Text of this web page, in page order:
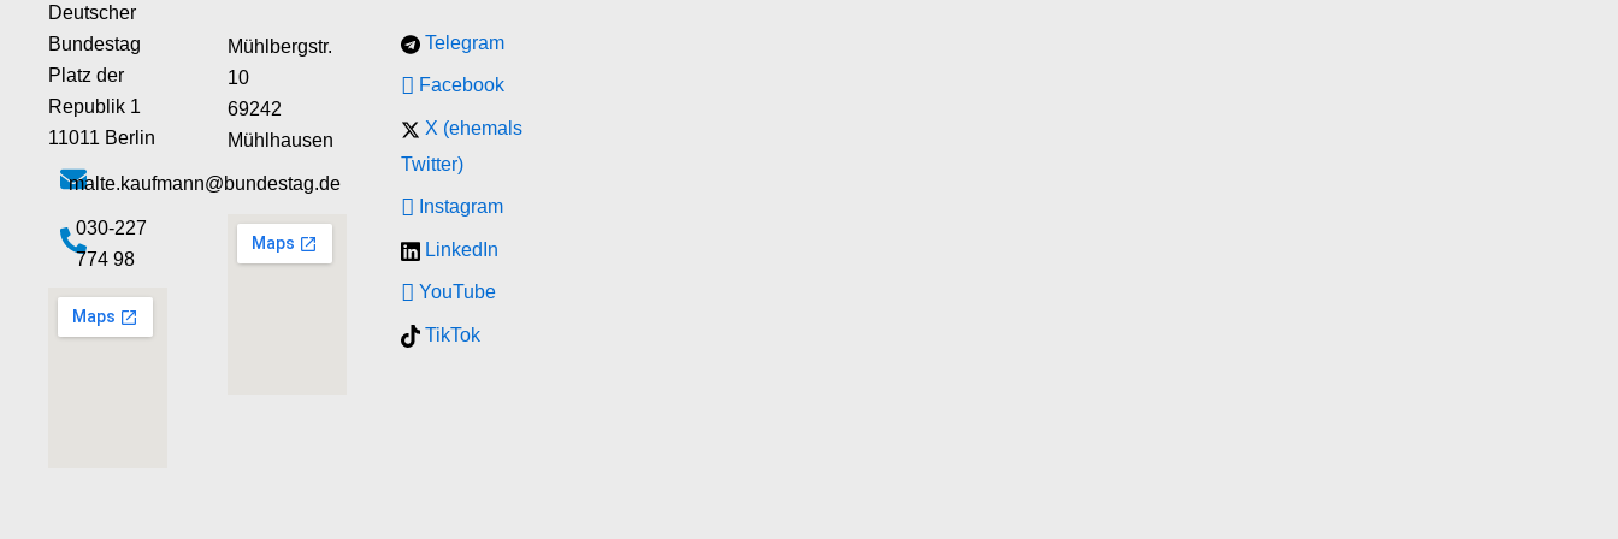
Deutscher
Bundestag
Platz der
Republik 1
11011 Berlin
malte.kaufmann@bundestag.de
‭030-227
774 98‬
Mühlbergstr.
10
69242
Mühlhausen
Telegram
Facebook
X (ehemals
Twitter)
Instagram
LinkedIn
YouTube
TikTok